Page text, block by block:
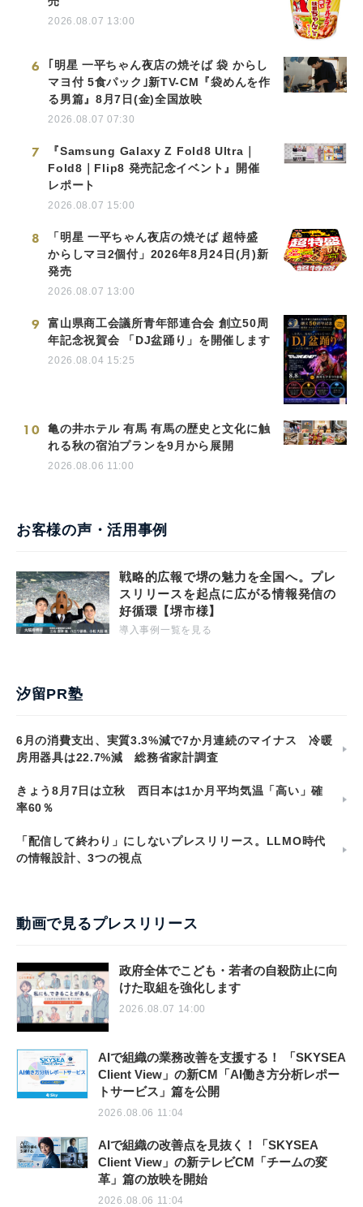
2026.08.07 13:00
6
｢明星 一平ちゃん夜店の焼そば 袋 からし
マヨ付 5食パック｣新TV-CM『袋めんを作
る男篇』8月7日(金)全国放映
2026.08.07 07:30
7
『Samsung Galaxy Z Fold8 Ultra｜
Fold8｜Flip8 発売記念イベント』開催
レポート
2026.08.07 15:00
8
「明星 一平ちゃん夜店の焼そば 超特盛
からしマヨ2個付」2026年8月24日(月)新
発売
2026.08.07 13:00
9
富山県商工会議所青年部連合会 創立50周
年記念祝賀会 「DJ盆踊り」を開催します
2026.08.04 15:25
10
亀の井ホテル 有馬 有馬の歴史と文化に触
れる秋の宿泊プランを9月から展開
2026.08.06 11:00
お客様の声・活用事例
戦略的広報で堺の魅力を全国へ。プレ
スリリースを起点に広がる情報発信の
好循環【堺市様】
導入事例一覧を見る
汐留PR塾
6月の消費支出、実質3.3%減で7か月連続のマイナス 冷暖
房用器具は22.7%減 総務省家計調査
きょう8月7日は立秋 西日本は1か月平均気温「高い」確
率60％
「配信して終わり」にしないプレスリリース。LLMO時代
の情報設計、3つの視点
動画で見るプレスリリース
政府全体でこども・若者の自殺防止に向
けた取組を強化します
2026.08.07 14:00
AIで組織の業務改善を支援する！ 「SKYSEA
Client View」の新CM「AI働き方分析レポー
トサービス」篇を公開
2026.08.06 11:04
AIで組織の改善点を見抜く！「SKYSEA
Client View」の新テレビCM「チームの変
革」篇の放映を開始
2026.08.06 11:04